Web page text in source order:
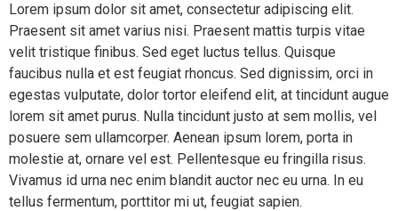
Lorem ipsum dolor sit amet, consectetur adipiscing elit.
Praesent sit amet varius nisi. Praesent mattis turpis vitae
velit tristique finibus. Sed eget luctus tellus. Quisque
faucibus nulla et est feugiat rhoncus. Sed dignissim, orci in
egestas vulputate, dolor tortor eleifend elit, at tincidunt augue
lorem sit amet purus. Nulla tincidunt justo at sem mollis, vel
posuere sem ullamcorper. Aenean ipsum lorem, porta in
molestie at, ornare vel est. Pellentesque eu fringilla risus.
Vivamus id urna nec enim blandit auctor nec eu urna. In eu
tellus fermentum, porttitor mi ut, feugiat sapien.